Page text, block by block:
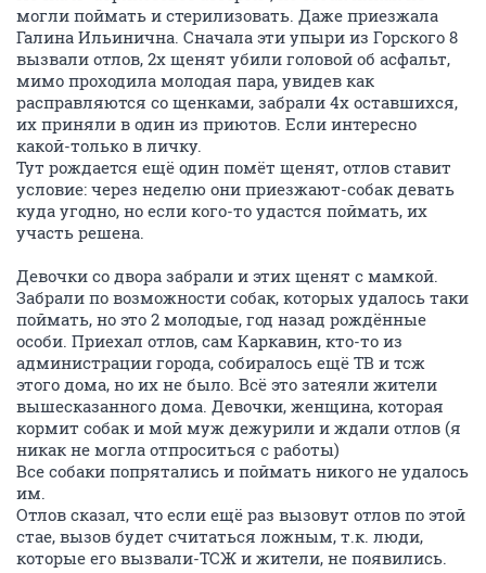
могли поймать и стерилизовать. Даже приезжала
Галина Ильинична. Сначала эти упыри из Горского 8
вызвали отлов, 2х щенят убили головой об асфальт,
мимо проходила молодая пара, увидев как
расправляются со щенками, забрали 4х оставшихся,
их приняли в один из приютов. Если интересно
какой-только в личку.
Тут рождается ещё один помёт щенят, отлов ставит
условие: через неделю они приезжают-собак девать
куда угодно, но если кого-то удастся поймать, их
участь решена.
Девочки со двора забрали и этих щенят с мамкой.
Забрали по возможности собак, которых удалось таки
поймать, но это 2 молодые, год назад рождённые
особи. Приехал отлов, сам Каркавин, кто-то из
администрации города, собиралось ещё ТВ и тсж
этого дома, но их не было. Всё это затеяли жители
вышесказанного дома. Девочки, женщина, которая
кормит собак и мой муж дежурили и ждали отлов (я
никак не могла отпроситься с работы)
Все собаки попрятались и поймать никого не удалось
им.
Отлов сказал, что если ещё раз вызовут отлов по этой
стае, вызов будет считаться ложным, т.к. люди,
которые его вызвали-ТСЖ и жители, не появились.